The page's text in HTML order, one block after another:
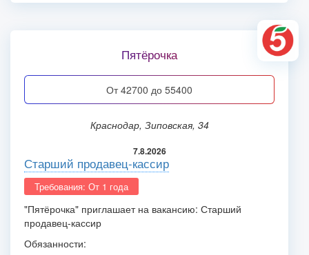
Пятёрочка
от 42700 до 55400
Краснодар, Зиповская, 34
7.8.2026
Старший продавец-кассир
Требования: От 1 года
"Пятёрочка" приглашает на вакансию: Старший
продавец-кассир
Обязанности: